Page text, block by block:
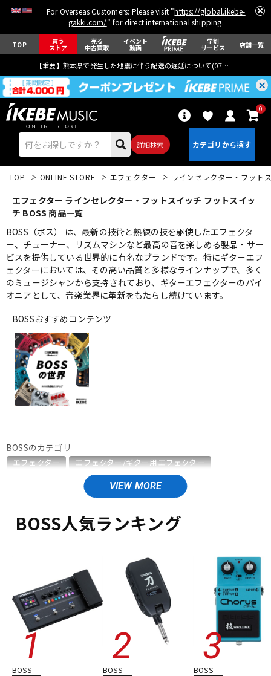
For Overseas Customers: Please visit "https://global.ikebe-
gakki.com/" for direct international shipping.
TOP 買う
ストア
売る
中古買取
イベント
動画
学割
サービス 店舗一覧
【重要】熊本県で発生した地震に伴う配送の遅延について(07月29日
詳細検索
0
エレキギター アコギ/エレアコ
ベース ウクレレ
ドラム
キーボード
アンプ エフェクター
配信/ライブ機器 楽器アクセサリ
ヴィンテージ
TOP ONLINE STORE エフェクター ラインセレクター・フット
エフェクター ラインセレクター・フットスイッチ フットスイッ
チ BOSS 商品一覧
BOSS（ボス） は、最新の技術と熟練の技を駆使したエフェクタ
ー、チューナー、リズムマシンなど最高の音を楽しめる製品・サー
ビスを提供している世界的に有名なブランドです。特にギターエフ
ェクターにおいては、その高い品質と多様なラインナップで、多く
のミュージシャンから支持されており、ギターエフェクターのパイ
オニアとして、音楽業界に革新をもたらし続けています。
BOSSおすすめコンテンツ
BOSSのカテゴリ
エフェクター
エフェクター/ギター用エフェクター
エフェクター/ベース用エフェクター
エフェクター/エレアコ用エフェクター
エフェクター/ラインセレクター・フットスイッチ
エフェクター/ワイヤレスシステム
エフェクター/電源周辺機器
ギターアンプ・ベースアンプ
DTM
レコーディング
配信機器・ライブ機器
楽器アクセサリ
ユーズド
ヴィンテージ ALL
BOSS人気ランキング
BOSS BOSS BOSS